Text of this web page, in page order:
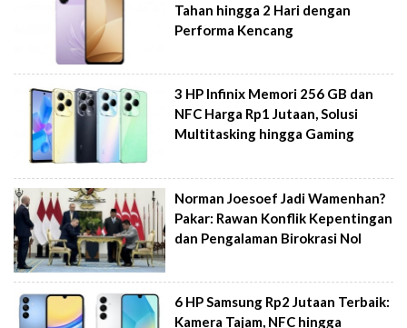
Tahan hingga 2 Hari dengan
Performa Kencang
3 HP Infinix Memori 256 GB dan
NFC Harga Rp1 Jutaan, Solusi
Multitasking hingga Gaming
Norman Joesoef Jadi Wamenhan?
Pakar: Rawan Konflik Kepentingan
dan Pengalaman Birokrasi Nol
6 HP Samsung Rp2 Jutaan Terbaik:
Kamera Tajam, NFC hingga